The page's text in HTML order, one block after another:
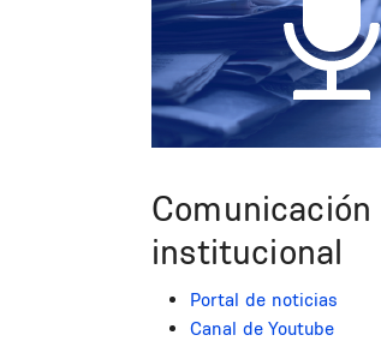
Comunicación
institucional
Portal de noticias
Canal de Youtube